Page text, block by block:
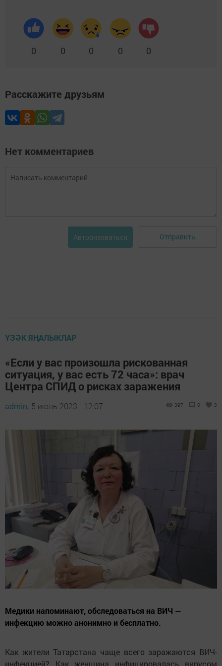
0 0 0 0 0
Расскажите друзьям
Нет комментариев
Авторизоваться Отправить
ҮЗӘК ЯҢАЛЫКЛАР
«Если у вас произошла рискованная
ситуация, у вас есть 72 часа»: врач
Центра СПИД о рисках заражения
admin, 5 июль 2023 - 12:07 397 0 0
Медики напоминают, обследоваться на ВИЧ —
инфекцию можно анонимно и бесплатно.
Как жители Татарстана чаще всего заражаются ВИЧ-
инфекцией? Как женщина инфицировалась вирусом